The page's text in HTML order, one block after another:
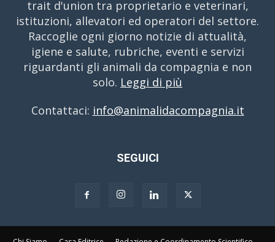
trait d'union tra proprietario e veterinari,
istituzioni, allevatori ed operatori del settore.
Raccoglie ogni giorno notizie di attualità,
igiene e salute, rubriche, eventi e servizi
riguardanti gli animali da compagnia e non
solo. Leggi di più
Contattaci: info@animalidacompagnia.it
SEGUICI